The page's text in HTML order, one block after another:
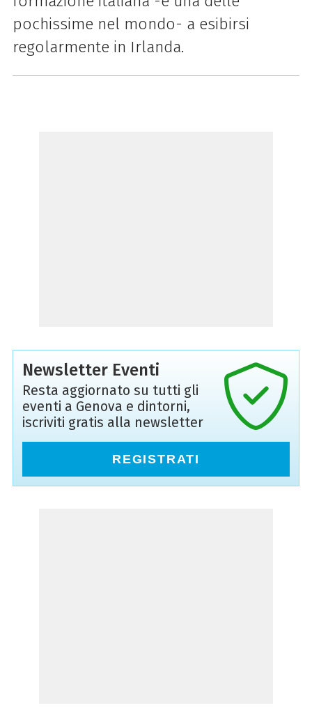
pochissime nel mondo- a esibirsi
regolarmente in Irlanda.
Newsletter Eventi
Resta aggiornato su tutti gli
eventi a Genova e dintorni,
iscriviti gratis alla newsletter
REGISTRATI